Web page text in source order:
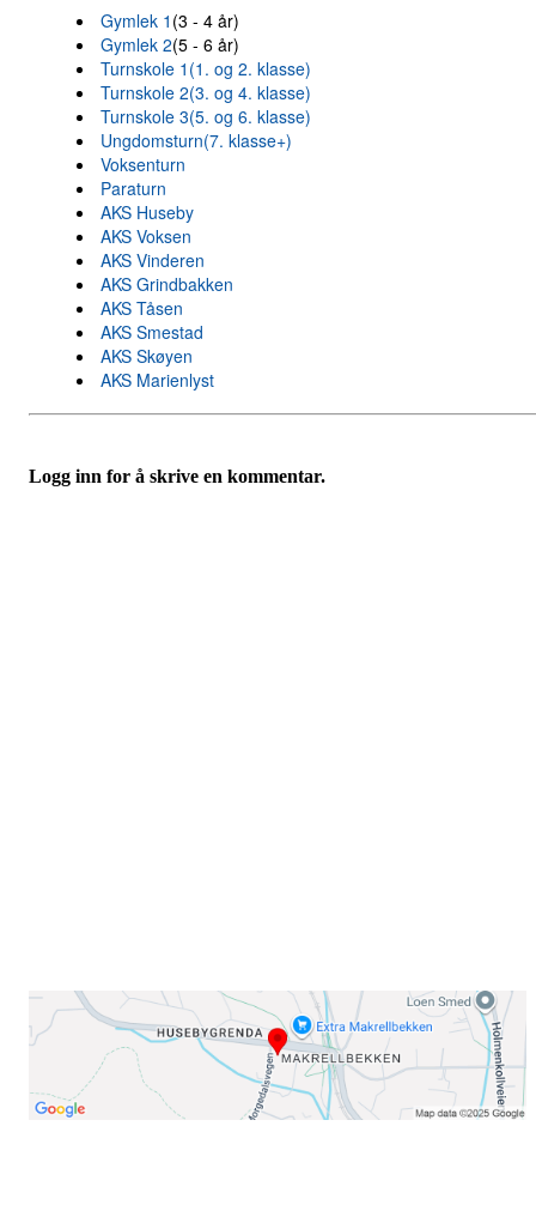
Gymlek 1 (3 - 4 år)
Gymlek 2(5 - 6 år)
Turnskole 1(1. og 2. klasse)
Turnskole 2(3. og 4. klasse)
Turnskole 3(5. og 6. klasse)
Ungdomsturn(7. klasse+)
Voksenturn
Paraturn
AKS Huseby
AKS Voksen
AKS Vinderen
AKS Grindbakken
AKS Tåsen
AKS Smestad
AKS Skøyen
AKS Marienlyst
Logg inn for å skrive en kommentar.